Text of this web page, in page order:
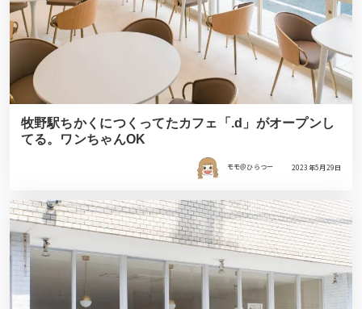
牧野駅ちかくにつくってたカフェ「.d」がオープンし
てる。ワンちゃんOK
モモ＠ひらつー 2023年5月29日